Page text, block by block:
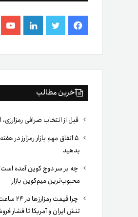
فیس
بوک
توییتر لینکدین
آخرین مطالب
قبل از انتخاب صرافی رمزارزی، این ۱۰ نکته را
۵ اتفاق مهم بازار رمزارز در
بدهید
چه بر سر دوج کوین آمده
محبوب‌ترین میم‌کوین بازار
چرا
تنش ایران و آمریکا تا فشار